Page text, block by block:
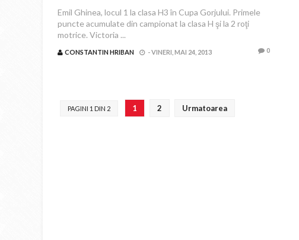
Emil Ghinea, locul 1 la clasa H3 în Cupa Gorjului. Primele
puncte acumulate din campionat la clasa H şi la 2 roţi
motrice. Victoria ...
CONSTANTIN HRIBAN -VINERI, MAI 24, 2013 0
PAGINI 1 DIN 2 1 2 Urmatoarea